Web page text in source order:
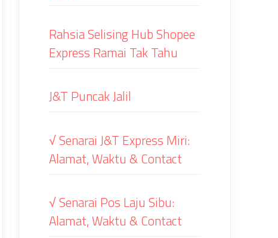
Rahsia Selising Hub Shopee
Express Ramai Tak Tahu
J&T Puncak Jalil
√ Senarai J&T Express Miri:
Alamat, Waktu & Contact
√ Senarai Pos Laju Sibu:
Alamat, Waktu & Contact